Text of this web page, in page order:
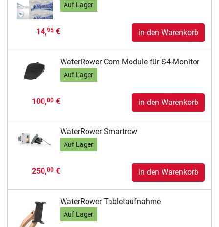
Auf Lager
14,95€ in den Warenkorb
WaterRower Com Module für S4-Monitor
Auf Lager
100,00€ in den Warenkorb
WaterRower Smartrow
Auf Lager
250,00€ in den Warenkorb
WaterRower Tabletaufnahme
Auf Lager